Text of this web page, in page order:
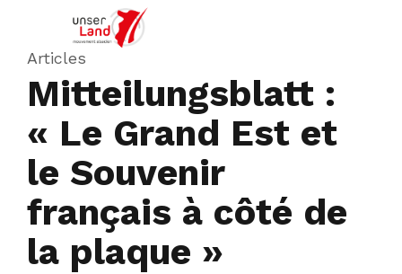
Articles
Mitteilungsblatt :
« Le Grand Est et
le Souvenir
français à côté de
la plaque »